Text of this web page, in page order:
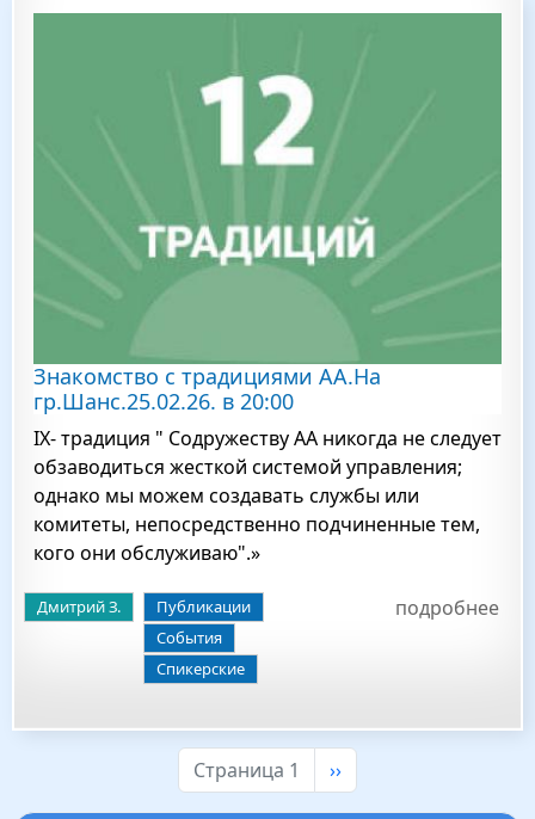
Знакомство с традициями АА.На
гр.Шанс.25.02.26. в 20:00
IX- традиция " Содружеству АА никогда не следует
обзаводиться жесткой системой управления;
однако мы можем создавать службы или
комитеты, непосредственно подчиненные тем,
кого они обслуживаю".»
Дмитрий З.
Публикации
События
Спикерские
подробнее
Страница 1 Следующая страница
››